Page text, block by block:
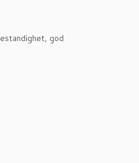
god